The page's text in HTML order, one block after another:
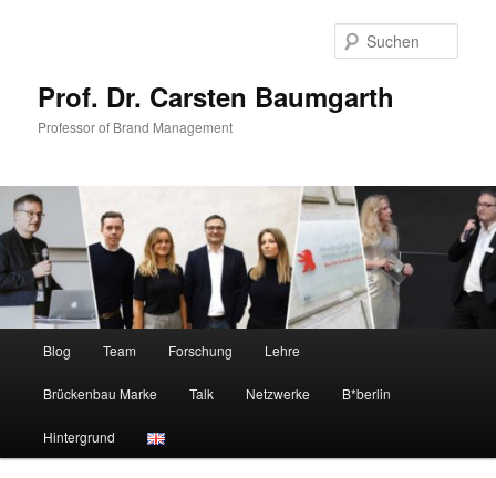
Prof. Dr. Carsten Baumgarth
Professor of Brand Management
Blog Team Forschung Lehre
Brückenbau Marke Talk Netzwerke B*berlin
Hintergrund